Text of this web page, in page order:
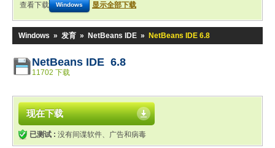
查看下载 Windows 显示全部下载
Windows » 发育 » NetBeans IDE » NetBeans IDE 6.8
NetBeans IDE 6.8
11702 下载
现在下载
已测试 : 没有间谍软件、广告和病毒